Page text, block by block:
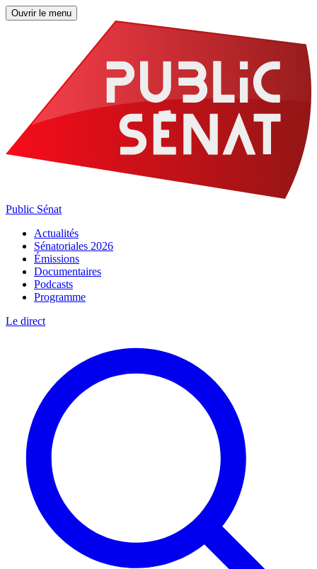
Ouvrir le menu
Public Sénat
Actualités
Sénatoriales 2026
Émissions
Documentaires
Podcasts
Programme
Le direct